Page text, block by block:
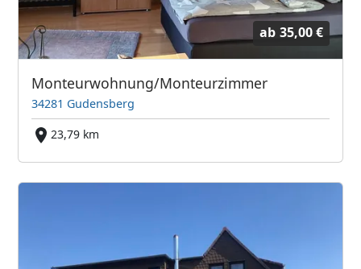
ab 35,00 €
Monteurwohnung/Monteurzimmer
34281 Gudensberg
23,79 km